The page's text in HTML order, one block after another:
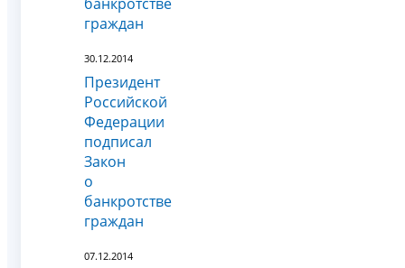
граждан
30.12.2014
Президент
Российской
Федерации
подписал
Закон
о
банкротстве
граждан
07.12.2014